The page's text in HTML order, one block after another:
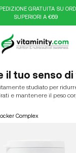
GRATUITA SU
SUPERIORI A €69
il tuo senso
studiato per
e mantenere il peso
Complex